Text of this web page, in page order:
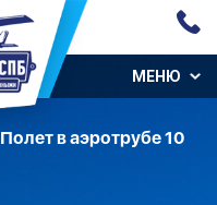
МЕНЮ
Полет в аэротрубе 10